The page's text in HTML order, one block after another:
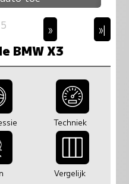
» »|
BMW X3
Techniek
Vergelijk